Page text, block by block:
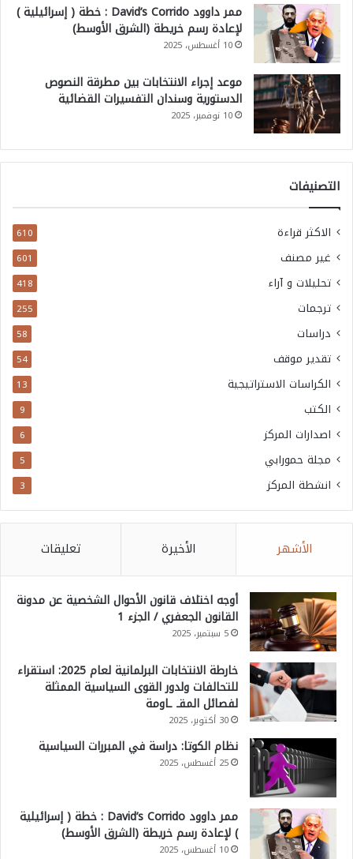
ممر داوود David’s Corrido : خطة ( إسرائيلية )
لإعادة رسم خريطة (الشرق الأوسط)
10 أغسطس، 2025
موعد إجراء الانتخابات بين مطرقة النصوص
الدستورية وسندان التفسيرات القضائية
10 نوفمبر، 2025
التصنيفات
الاكثر قراءة 610
غير مصنف 601
تحليلات و آراء 418
ترجمات 255
دراسات 58
تقدير موقف 54
الكراسات الاستراتيجية 13
الكتب 9
اصدارات المركز 6
مجلة حمورابي 5
انشطة المركز 3
الأشهر الأخيرة تعليقات
أوجه اختلاف قانون الأحوال الشخصية عن مدونة
القانون الجعفري / الجزء 1
5 سبتمبر، 2025
خارطة الانتخابات البرلمانية لعام 2025: استقراء
للتحالفات ولدور القوى السياسية الممثلة
لفصائل المقـ ـاومة
30 أكتوبر، 2025
نظام الكوتا: دراسة في المبررات السياسية
25 أغسطس، 2025
ممر داوود David’s Corrido : خطة ( إسرائيلية
) لإعادة رسم خريطة (الشرق الأوسط)
10 أغسطس، 2025